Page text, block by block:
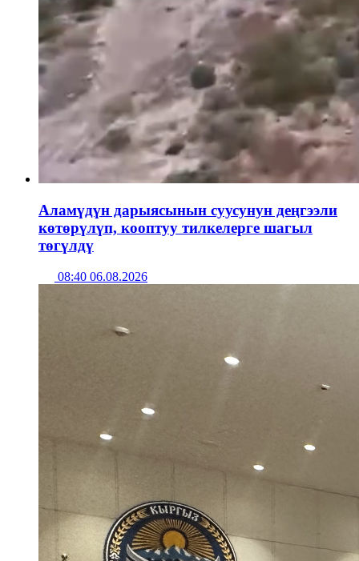
Аламүдүн дарыясынын суусунун деңгээли
көтөрүлүп, кооптуу тилкелерге шагыл
төгүлдү
08:40 06.08.2026